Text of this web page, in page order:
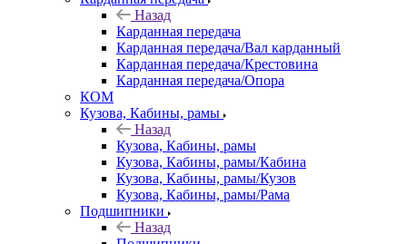
Назад
Карданная передача
Карданная передача/Вал карданный
Карданная передача/Крестовина
Карданная передача/Опора
КОМ
Кузова, Кабины, рамы
Назад
Кузова, Кабины, рамы
Кузова, Кабины, рамы/Кабина
Кузова, Кабины, рамы/Кузов
Кузова, Кабины, рамы/Рама
Подшипники
Назад